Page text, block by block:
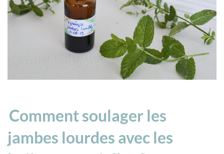
Comment soulager les
jambes lourdes avec les